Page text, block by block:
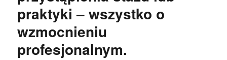
praktyki – wszystko o
wzmocnieniu
profesjonalnym.